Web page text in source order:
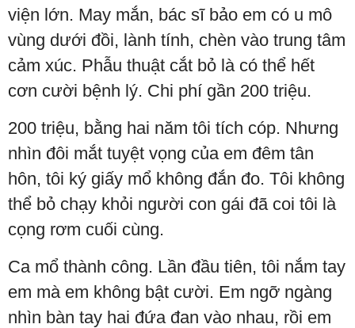
viện lớn. May mắn, bác sĩ bảo em có u mô
vùng dưới đồi, lành tính, chèn vào trung tâm
cảm xúc. Phẫu thuật cắt bỏ là có thể hết
cơn cười bệnh lý. Chi phí gần 200 triệu.
200 triệu, bằng hai năm tôi tích cóp. Nhưng
nhìn đôi mắt tuyệt vọng của em đêm tân
hôn, tôi ký giấy mổ không đắn đo. Tôi không
thể bỏ chạy khỏi người con gái đã coi tôi là
cọng rơm cuối cùng.
Ca mổ thành công. Lần đầu tiên, tôi nắm tay
em mà em không bật cười. Em ngỡ ngàng
nhìn bàn tay hai đứa đan vào nhau, rồi em